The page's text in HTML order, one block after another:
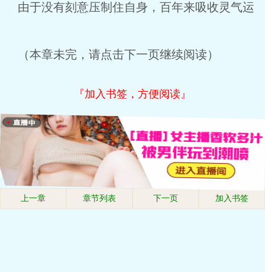
由于没有刻意压制住自身，百年来吸收灵气运
（本章未完，请点击下一页继续阅读）
『加入书签，方便阅读』
上一章 章节列表 下一页 加入书签